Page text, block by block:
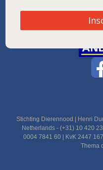
Stichting Dierennood | Henri
Netherlands - (+31) 10 420
0004 7841 60 | KvK 2447
Thema